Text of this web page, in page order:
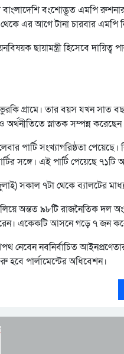
বাংলাদেশি বংশোদ্ভূত এমপি
এর আগে টানা চারবার এমপি
ছায়ামন্ত্রী হিসেবে
গ্রামে। তার বয়স যখন সাত
স্নাতক সম্পন্ন
পার্টি সংখ্যাগরিষ্ঠতা
সঙ্গে। এই পার্টি পেয়েছে
সকাল ৭টা থেকে ব্যালটের
অন্তত ৯৮টি রাজনৈতিক দল
করেন। একেকটি আসনে গড়ে ৭ জন
নেবেন নবনির্বাচিত
হবে পার্লামেন্টের অধিবেশন।